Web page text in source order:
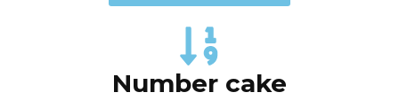
Number cake